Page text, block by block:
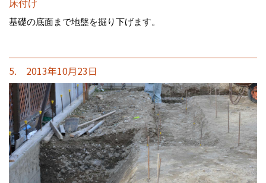
床付け
基礎の底面まで地盤を掘り下げます。
5. 2013年10月23日